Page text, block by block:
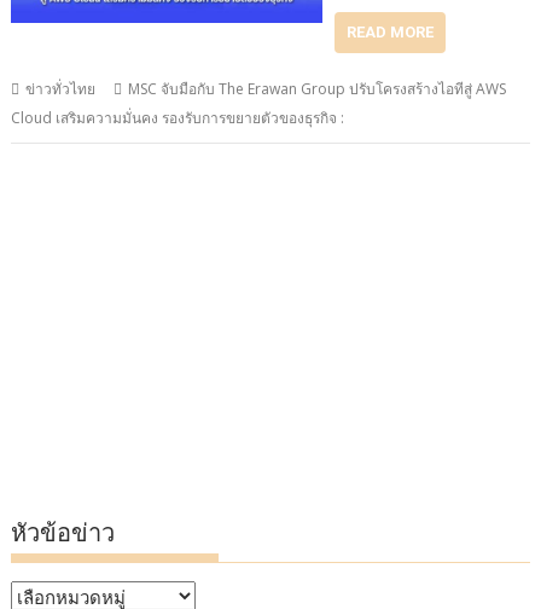
READ MORE
ข่าวทั่วไทย
MSC จับมือกับ The Erawan Group ปรับโครงสร้างไอทีสู่ AWS
Cloud เสริมความมั่นคง รองรับการขยายตัวของธุรกิจ :
หัวข้อข่าว
หัวข้อ